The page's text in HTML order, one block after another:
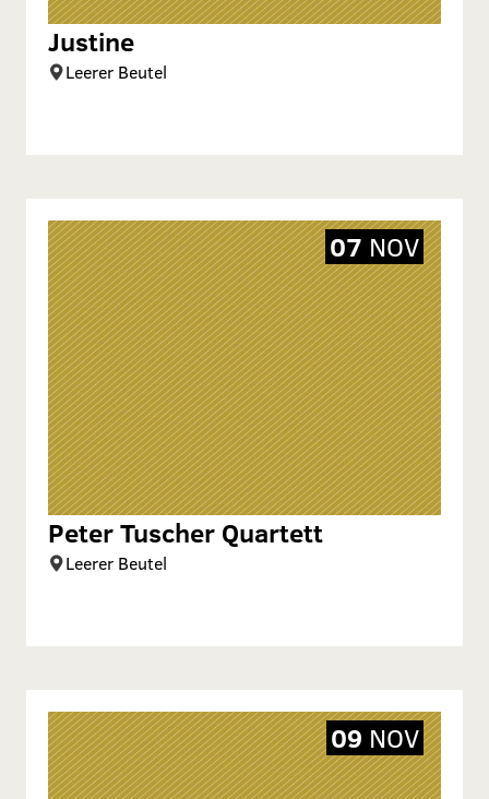
Justine
Leerer Beutel
Peter Tuscher Quartett
Leerer Beutel
07 NOV
09 NOV